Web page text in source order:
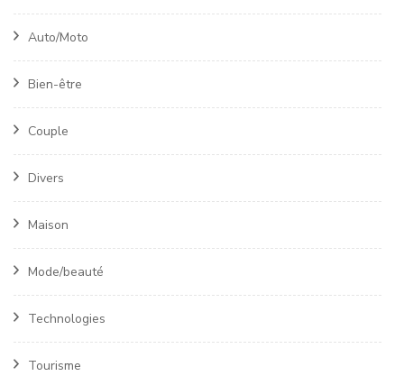
Auto/Moto
Bien-être
Couple
Divers
Maison
Mode/beauté
Technologies
Tourisme